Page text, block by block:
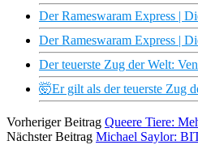
Der Rameswaram Express |
Der Rameswaram Express |
Der teuerste Zug der Welt:
🤯Er gilt als der teuerste Zug
Vorheriger Beitrag Queere Tiere:
Nächster Beitrag Michael Saylor: